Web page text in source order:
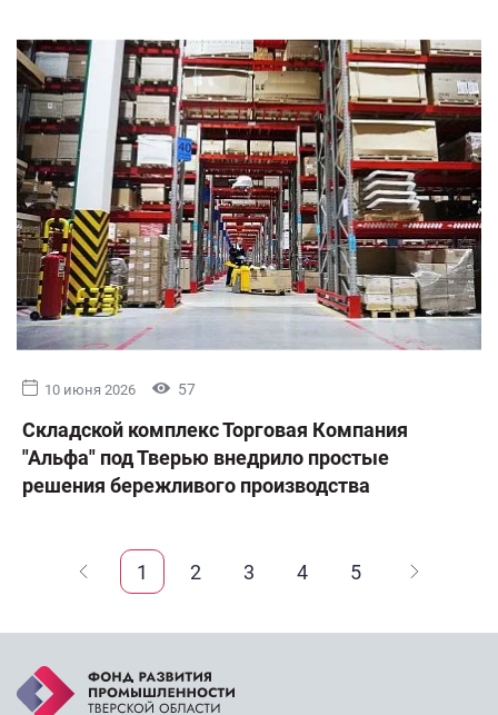
10 июня 2026 57
Складской комплекс Торговая Компания
"Альфа" под Тверью внедрило простые
решения бережливого производства
1 2 3 4 5